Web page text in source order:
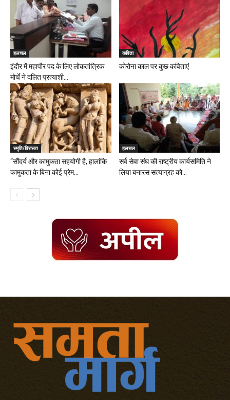
हलचल
इंदौर में महापौर पद के लिए लोकतांत्रिक
मोर्चे ने दलित प्रत्याशी...
कविता
कोरोना काल पर कुछ कविताएं
स्मृति/विरासत
“सौंदर्य और कामुकता सहयोगी है, हालांकि
कामुकता के बिना कोई प्रेम...
हलचल
सर्व सेवा संघ की राष्ट्रीय कार्यसमिति ने
लिया बनारस सत्याग्रह को...